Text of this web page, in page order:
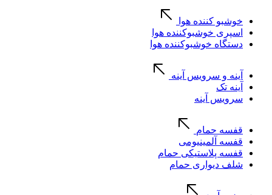
خوشبو کننده هوا
اسپری خوشبوکننده هوا
دستگاه خوشبوکننده هوا
آینه و سرویس آینه
آینه تک
سرویس آینه
قفسه حمام
قفسه آلمینیومی
قفسه پلاستیکی حمام
شلف دیواری حمام